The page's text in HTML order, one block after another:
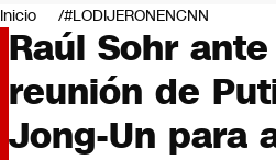
Negocios
Deportes
Programas completos
Cultura
Servicios
Bits
Inicio #LODIJERONENCNN
Raúl Sohr
reunión de
Jong-Un para